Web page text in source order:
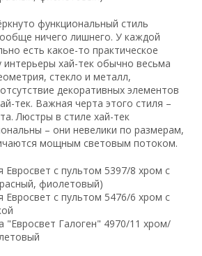
функциональный стиль
ничего лишнего. У каждой
есть какое-то практическое
интерьеры хай-тек обычно весьма
стекло и металл,
декоративных элементов
тек. Важная черта этого стиля –
Люстры в стиле хай-тек
– они невелики по размерам,
мощным световым потоком.